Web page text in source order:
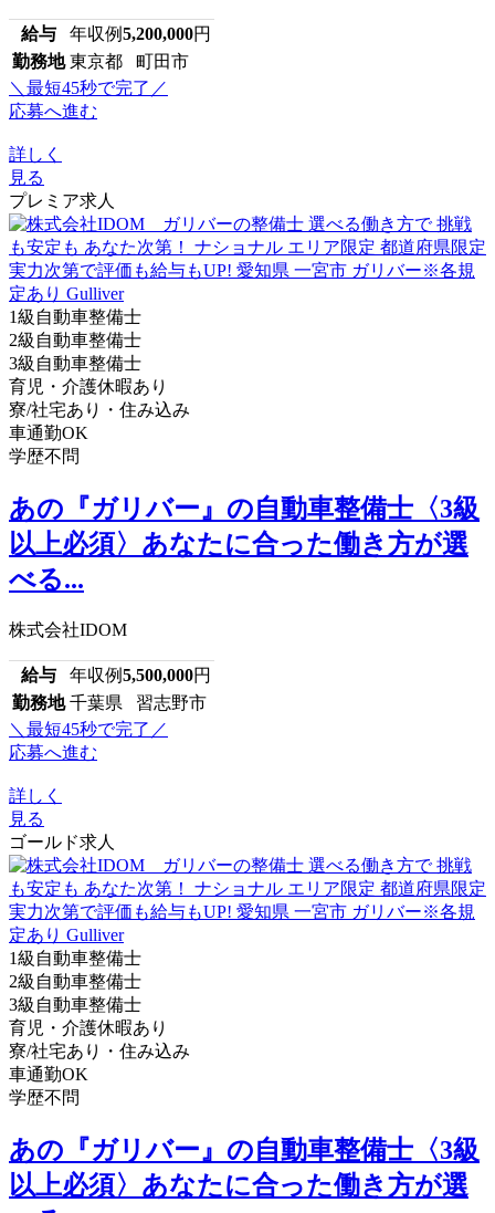
給与 年収例5,200,000円
勤務地 東京都 町田市
＼最短45秒で完了／
応募へ進む
詳しく
見る
プレミア求人
1級自動車整備士
2級自動車整備士
3級自動車整備士
育児・介護休暇あり
寮/社宅あり・住み込み
車通勤OK
学歴不問
あの『ガリバー』の自動車整備士〈3級
以上必須〉あなたに合った働き方が選
べる...
株式会社IDOM
給与 年収例5,500,000円
勤務地 千葉県 習志野市
＼最短45秒で完了／
応募へ進む
詳しく
見る
ゴールド求人
1級自動車整備士
2級自動車整備士
3級自動車整備士
育児・介護休暇あり
寮/社宅あり・住み込み
車通勤OK
学歴不問
あの『ガリバー』の自動車整備士〈3級
以上必須〉あなたに合った働き方が選